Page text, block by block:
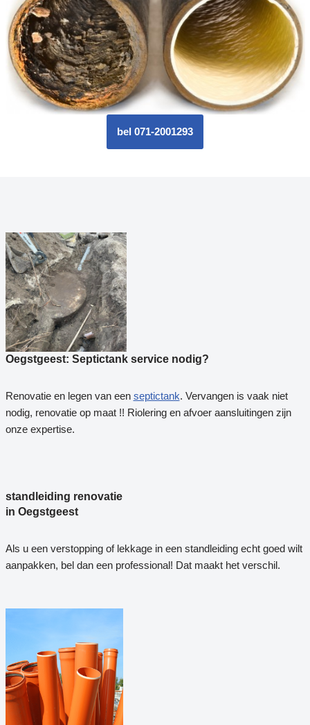
bel 071-2001293
Oegstgeest: Septictank service nodig?
Renovatie en legen van een septictank. Vervangen is vaak niet
nodig, renovatie op maat !! Riolering en afvoer aansluitingen zijn
onze expertise.
standleiding renovatie
in Oegstgeest
Als u een verstopping of lekkage in een standleiding echt goed wilt
aanpakken, bel dan een professional! Dat maakt het verschil.